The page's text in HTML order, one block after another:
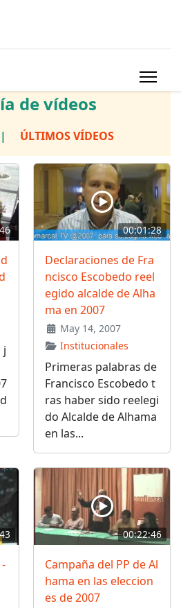
de vídeos
| ÚLTIMOS VÍDEOS
j
00:01:28
Declaraciones de Fra
ncisco Escobedo reel
egido alcalde de Alha
ma en 2007
May 14, 2007
Institucionales
Primeras palabras de
Francisco Escobedo t
ras haber sido reelegi
do Alcalde de Alhama
en las...
00:22:46
Campaña del PP de Al
hama en las eleccion
es de 2007